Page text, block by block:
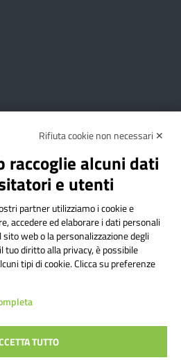
Albo onlinePrivacy Policy
Note Legali
Bricherasio (TO) | P.E.O.:
| P.E.C.:
| Cod. Meccanografico:
istsc_toic84200d | Codice
Rifiuta cookie non necessari ✕
raccoglie alcuni dati
e utenti
partner utilizziamo i cookie e
accedere ed elaborare i dati personali
web o la personalizzazione degli
diritto alla privacy, è possibile
tipi di cookie. Clicca su preferenze
TUTTO